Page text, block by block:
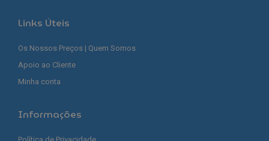
Links Úteis
Os Nossos Preços | Quem Somos
Apoio ao Cliente
Minha conta
Informações